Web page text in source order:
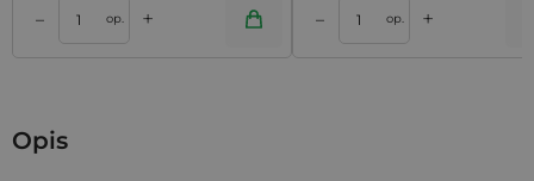
– op. + – op. +
Dodaj do koszyka
Opis